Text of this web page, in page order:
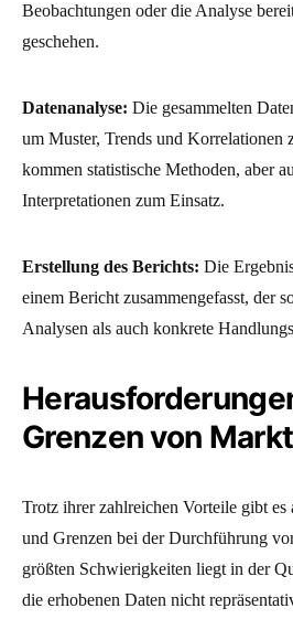
Beobachtungen oder die Analyse
geschehen.
Datenanalyse: Die gesammelten
um Muster, Trends und Korrelationen
kommen statistische Methoden, aber
Interpretationen zum Einsatz.
Erstellung des Berichts: Die
einem Bericht zusammengefasst, der
Analysen als auch konkrete
Grenzen von
Trotz ihrer zahlreichen Vorteile gibt es
und Grenzen bei der Durchführung
größten Schwierigkeiten liegt in der
die erhobenen Daten nicht